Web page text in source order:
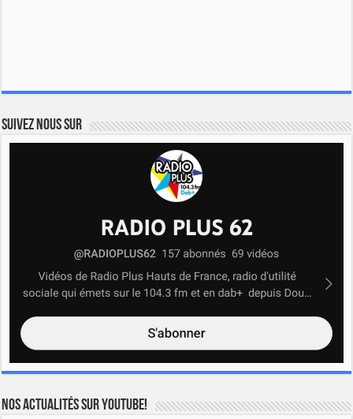
Suivez nous sur
Nos actualités sur YOUTUBE!